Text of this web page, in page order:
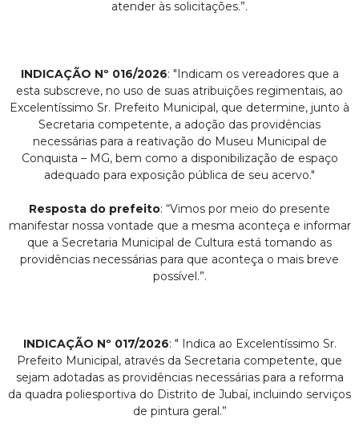
atender às solicitações.”.
INDICAÇÃO Nº 016/2026: "Indicam os vereadores que a
esta subscreve, no uso de suas atribuições regimentais, ao
Excelentíssimo Sr. Prefeito Municipal, que determine, junto à
Secretaria competente, a adoção das providências
necessárias para a reativação do Museu Municipal de
Conquista – MG, bem como a disponibilização de espaço
adequado para exposição pública de seu acervo."
Resposta do prefeito: “Vimos por meio do presente
manifestar nossa vontade que a mesma aconteça e informar
que a Secretaria Municipal de Cultura está tomando as
providências necessárias para que aconteça o mais breve
possível.”.
INDICAÇÃO Nº 017/2026: " Indica ao Excelentíssimo Sr.
Prefeito Municipal, através da Secretaria competente, que
sejam adotadas as providências necessárias para a reforma
da quadra poliesportiva do Distrito de Jubaí, incluindo serviços
de pintura geral.”